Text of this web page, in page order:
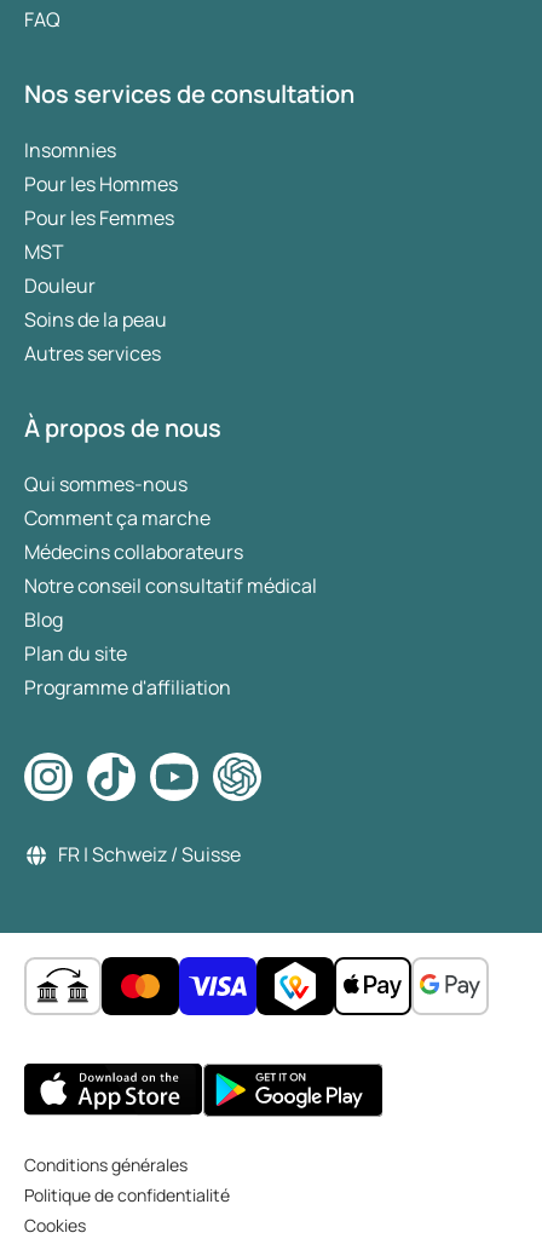
FAQ
Nos services de consultation
Insomnies
Pour les Hommes
Pour les Femmes
MST
Douleur
Soins de la peau
Autres services
À propos de nous
Qui sommes-nous
Comment ça marche
Médecins collaborateurs
Notre conseil consultatif médical
Blog
Plan du site
Programme d'affiliation
FR | Schweiz / Suisse
Conditions générales
Politique de confidentialité
Cookies